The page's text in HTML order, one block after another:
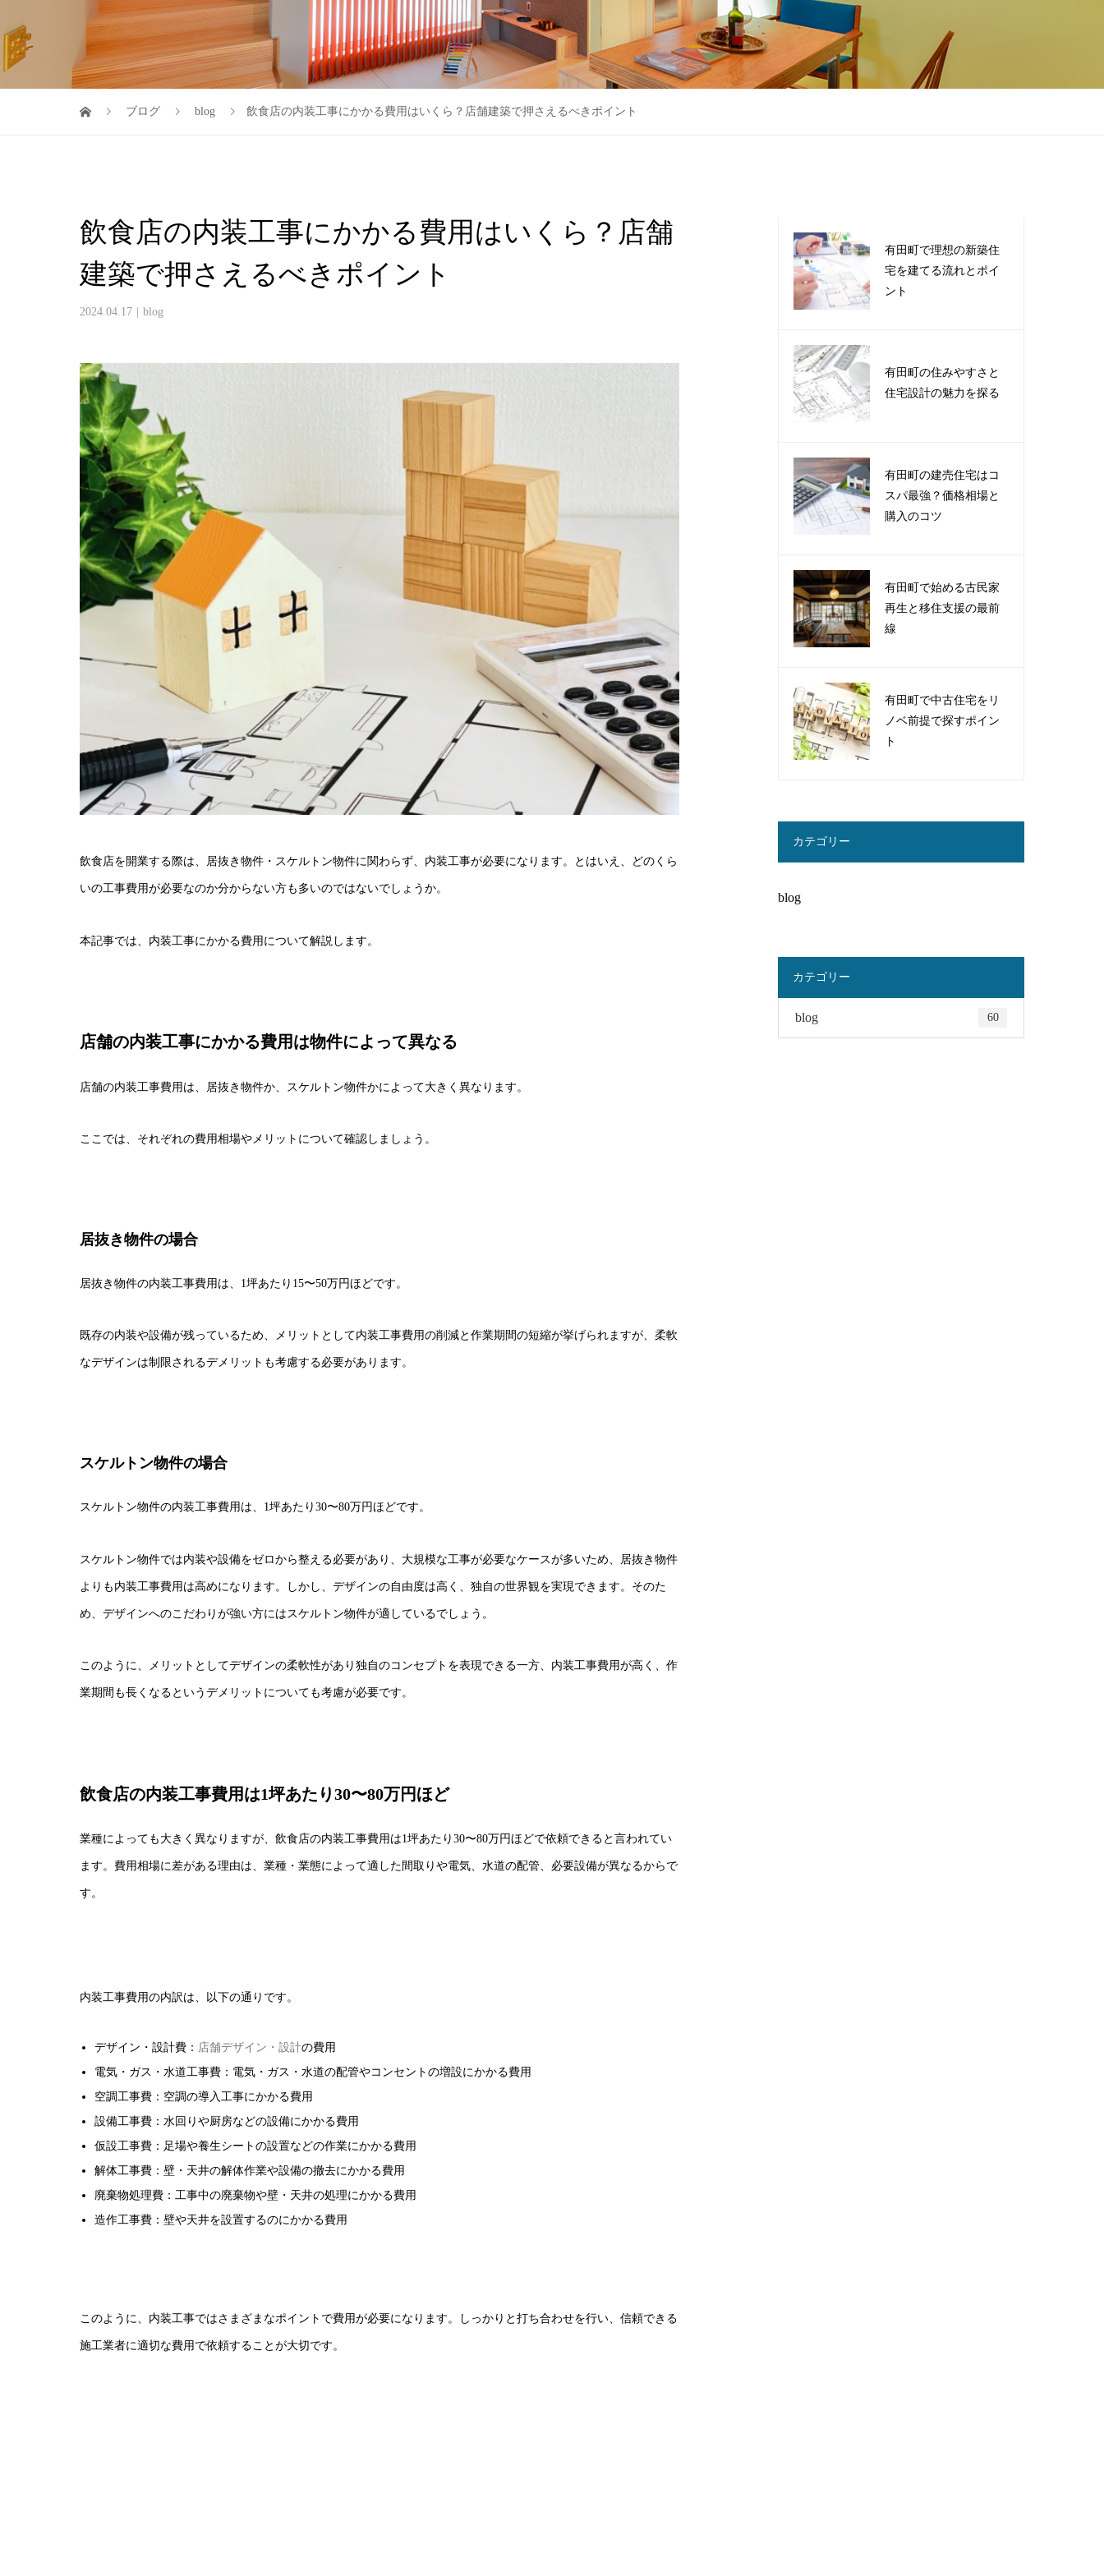
ブログ blog 飲食店の内装工事にかかる費用はいくら？店舗建築で押さえるべきポイント
飲食店の内装工事にかかる費用はいくら？店舗
建築で押さえるべきポイント
2024.04.17 blog
飲食店を開業する際は、居抜き物件・スケルトン物件に関わらず、内装工事が必要になります。とはいえ、どのくら
いの工事費用が必要なのか分からない方も多いのではないでしょうか。
本記事では、内装工事にかかる費用について解説します。
店舗の内装工事にかかる費用は物件によって異なる
店舗の内装工事費用は、居抜き物件か、スケルトン物件かによって大きく異なります。
ここでは、それぞれの費用相場やメリットについて確認しましょう。
居抜き物件の場合
居抜き物件の内装工事費用は、1坪あたり15〜50万円ほどです。
既存の内装や設備が残っているため、メリットとして内装工事費用の削減と作業期間の短縮が挙げられますが、柔軟
なデザインは制限されるデメリットも考慮する必要があります。
スケルトン物件の場合
スケルトン物件の内装工事費用は、1坪あたり30〜80万円ほどです。
スケルトン物件では内装や設備をゼロから整える必要があり、大規模な工事が必要なケースが多いため、居抜き物件
よりも内装工事費用は高めになります。しかし、デザインの自由度は高く、独自の世界観を実現できます。そのた
め、デザインへのこだわりが強い方にはスケルトン物件が適しているでしょう。
このように、メリットとしてデザインの柔軟性があり独自のコンセプトを表現できる一方、内装工事費用が高く、作
業期間も長くなるというデメリットについても考慮が必要です。
飲食店の内装工事費用は1坪あたり30〜80万円ほど
業種によっても大きく異なりますが、飲食店の内装工事費用は1坪あたり30〜80万円ほどで依頼できると言われてい
ます。費用相場に差がある理由は、業種・業態によって適した間取りや電気、水道の配管、必要設備が異なるからで
す。
内装工事費用の内訳は、以下の通りです。
デザイン・設計費： 店舗デザイン・設計の費用
電気・ガス・水道工事費：電気・ガス・水道の配管やコンセントの増設にかかる費用
空調工事費：空調の導入工事にかかる費用
設備工事費：水回りや厨房などの設備にかかる費用
仮設工事費：足場や養生シートの設置などの作業にかかる費用
解体工事費：壁・天井の解体作業や設備の撤去にかかる費用
廃棄物処理費：工事中の廃棄物や壁・天井の処理にかかる費用
造作工事費：壁や天井を設置するのにかかる費用
このように、内装工事ではさまざまなポイントで費用が必要になります。しっかりと打ち合わせを行い、信頼できる
施工業者に適切な費用で依頼することが大切です。
有田町で理想の新築住
宅を建てる流れとポイ
ント
有田町の住みやすさと
住宅設計の魅力を探る
有田町の建売住宅はコ
スパ最強？価格相場と
購入のコツ
有田町で始める古民家
再生と移住支援の最前
線
有田町で中古住宅をリ
ノベ前提で探すポイン
ト
カテゴリー
blog
カテゴリー
blog 60